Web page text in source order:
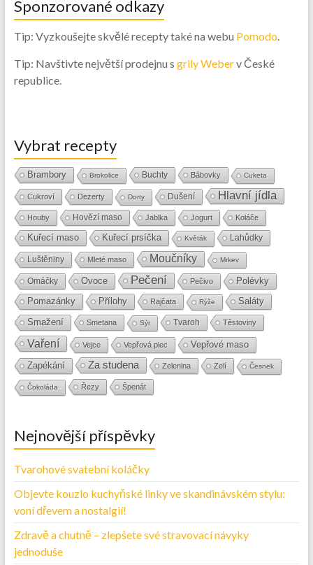
Sponzorované odkazy
Tip: Vyzkoušejte skvělé recepty také na webu Pomodo.
Tip: Navštivte největší prodejnu s grily Weberv České
republice.
Vybrat recepty
Brambory Brokolice Buchty Bábovky Cuketa
Cukroví Dezerty Dorty Dušení Hlavní jídla
Houby Hovězí maso Jablka Jogurt Koláče
Kuřecí maso Kuřecí prsíčka Květák Lahůdky
Luštěniny Mleté maso Moučníky Mrkev
Omáčky Ovoce Pečení Pečivo Polévky
Pomazánky Přílohy Rajčata Rýže
Saláty
Smažení
Smetana Sýr Tvaroh Těstoviny
Vaření Vejce Vepřová plec
Vepřové maso
Zapékání
Za studena Zelenina Zelí Česnek
Čokoláda Řezy Špenát
Nejnovější příspěvky
Tvarohové svatební koláčky
Objevte kouzlo kuchyňské linky ve skandinávském stylu:
voní dřevem a nostalgií!
Zdravě a chutně – zlepšete své stravovací návyky
jednoduše